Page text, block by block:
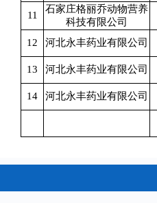
11
石家庄格丽乔动物营养
科技有限公司
12 河北永丰药业有限公司
13 河北永丰药业有限公司
14 河北永丰药业有限公司